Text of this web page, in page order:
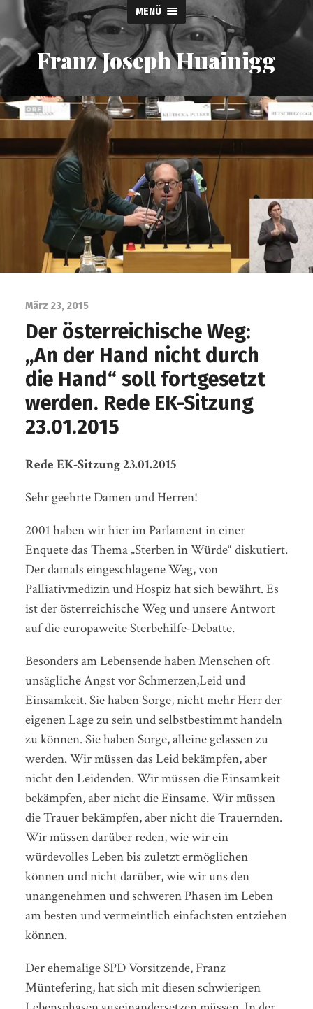
MENÜ
Franz Joseph Huainigg
März 23, 2015
Der österreichische Weg:
„An der Hand nicht durch
die Hand“ soll fortgesetzt
werden. Rede EK-Sitzung
23.01.2015
Rede EK-Sitzung 23.01.2015
Sehr geehrte Damen und Herren!
2001 haben wir hier im Parlament in einer
Enquete das Thema „Sterben in Würde“ diskutiert.
Der damals eingeschlagene Weg, von
Palliativmedizin und Hospiz hat sich bewährt. Es
ist der österreichische Weg und unsere Antwort
auf die europaweite Sterbehilfe-Debatte.
Besonders am Lebensende haben Menschen oft
unsägliche Angst vor Schmerzen,Leid und
Einsamkeit. Sie haben Sorge, nicht mehr Herr der
eigenen Lage zu sein und selbstbestimmt handeln
zu können. Sie haben Sorge, alleine gelassen zu
werden. Wir müssen das Leid bekämpfen, aber
nicht den Leidenden. Wir müssen die Einsamkeit
bekämpfen, aber nicht die Einsame. Wir müssen
die Trauer bekämpfen, aber nicht die Trauernden.
Wir müssen darüber reden, wie wir ein
würdevolles Leben bis zuletzt ermöglichen
können und nicht darüber, wie wir uns den
unangenehmen und schweren Phasen im Leben
am besten und vermeintlich einfachsten entziehen
können.
Der ehemalige SPD Vorsitzende, Franz
Müntefering, hat sich mit diesen schwierigen